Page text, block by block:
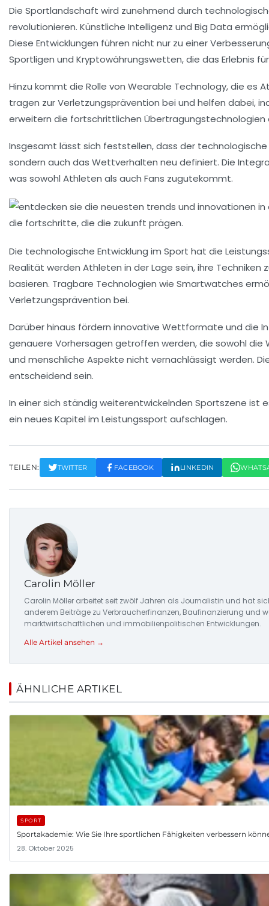
Die Sportlandschaft wird zunehmend durch
revolutionieren. Künstliche Intelligenz und Big Data
Diese Entwicklungen führen nicht nur zu einer
Sportligen und Kryptowährungswetten, die das Erlebnis
Hinzu kommt die Rolle von Wearable Technology, die es
tragen zurVerletzungsprävention bei und helfen dabei,
erweitern die fortschrittlichen Übertragungstechnologien
Insgesamt lässt sich feststellen, dass der
sondern auch das Wettverhalten neu definiert. Die
was sowohl Athleten als auch Fans zugutekommt.
Die technologische Entwicklung im Sport hat die
Realität werden Athleten in der Lage sein, ihre
basieren. Tragbare Technologien wie Smartwatches
Verletzungsprävention bei.
Darüber hinaus fördern innovative Wettformate und die
genauere Vorhersagen getroffen werden, die sowohl
und menschliche Aspekte nicht vernachlässigt werden.
entscheidend sein.
In einer sich ständig weiterentwickelnden Sportszene ist
ein neues Kapitel im Leistungssport aufschlagen.
TEILEN: TWITTER FACEBOOK LINKEDIN
Carolin Möller
Carolin Möller arbeitet seit zwölf Jahren als Journalistin und hat
anderem Beiträge zu Verbraucherfinanzen, Baufinanzierung und
marktwirtschaftlichen und immobilienpolitischen Entwicklungen.
Alle Artikel ansehen →
ÄHNLICHE ARTIKEL
SPORT
Sportakademie: Wie Sie Ihre sportlichen Fähigkeiten verbessern
28. Oktober 2025